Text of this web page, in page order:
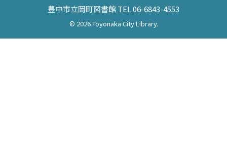
豊中市立岡町図書館 TEL.06-6843-4553
© 2026 Toyonaka City Library.